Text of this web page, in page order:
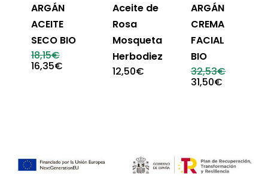
ARGÁN
ACEITE
SECO BIO
18,15€El
precio
original
16,35€El
Aceite de
Rosa
Mosqueta
Herbodiez
12,50€
ARGÁN
CREMA
FACIAL
BIO
32,53€El
31,50€